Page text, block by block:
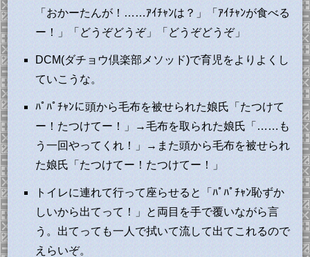
「おかーたんが！……ｱｲﾁｬﾝは？」「ｱｲﾁｬﾝが食べる
ー！」「どうぞどうぞ」「どうぞどうぞ」
DCM(ダチョウ倶楽部メソッド)で育児をよりよくし
ていこうな。
ﾊﾟﾊﾟﾁｬﾝに頭から毛布を被せられた娘氏「たつけて
ー！たつけてー！」→毛布を取られた娘氏「……も
う一回やってくれ！」→また頭から毛布を被せられ
た娘氏「たつけてー！たつけてー！」
トイレに連れて行って座らせると「ﾊﾟﾊﾟﾁｬﾝ恥ずか
しいから出てって！」と両目を手で覆いながら言
う。出てっても一人で拭いて流して出てこれるので
えらいぞ。